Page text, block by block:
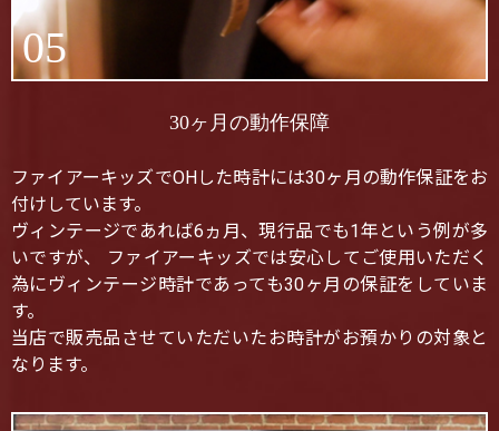
05
30ヶ月の動作保障
ファイアーキッズでOHした時計には30ヶ月の動作保証をお
付けしています。
ヴィンテージであれば6ヵ月、現行品でも1年という例が多
いですが、 ファイアーキッズでは安心してご使用いただく
為にヴィンテージ時計であっても30ヶ月の保証をしていま
す。
当店で販売品させていただいたお時計がお預かりの対象と
なります。